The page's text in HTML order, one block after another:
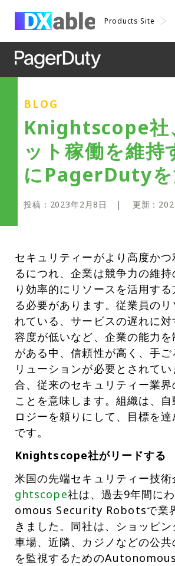
Products Site
BLOG
Knightscope社
ット稼働を維持
にPagerDutyを
投稿： 2023年2月8日 | 更新：
セキュリティーがより高度かつ
るにつれ、企業は競争力の維持
り効率的にリソースを活用す
る必要があります。従業員の
れている、サービスの遅れに
容度が低いなど、企業の能力を
がある中、信頼性が高く、手
リューションが必要とされて
合、従来のセキュリティー業
ことを意味します。組織は、自
ロジーを頼りにして、目標を
です。
Knightscope社がリードする
米国の先端セキュリティー技術
ghtscope社は、過去9年間に
omous Security Robotsで業
きました。同社は、ショッピ
車場、近隣、カジノなどの公
を監視するための